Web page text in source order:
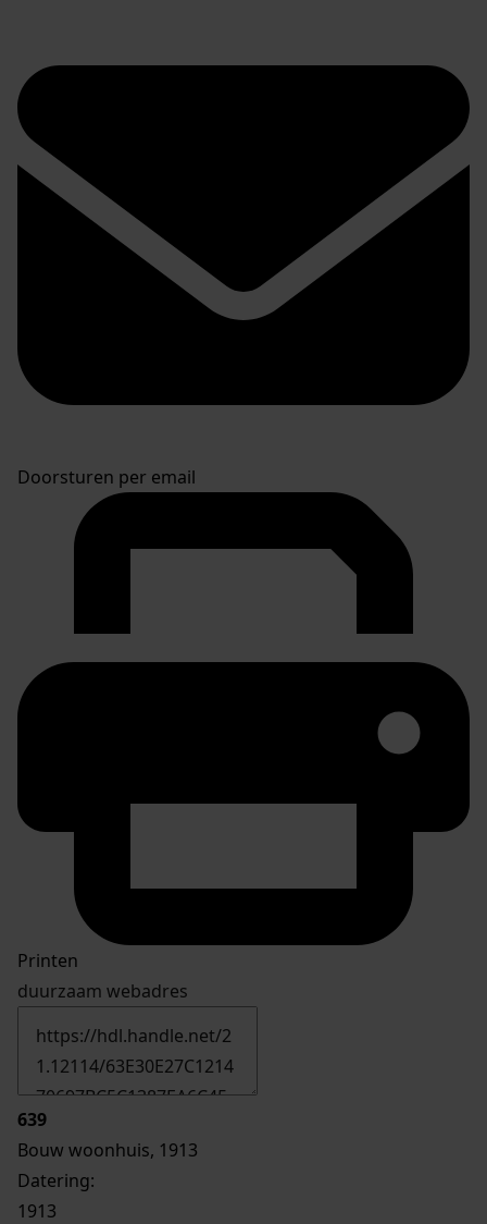
Doorsturen per email
Printen
duurzaam webadres
639
Bouw woonhuis, 1913
Datering:
1913